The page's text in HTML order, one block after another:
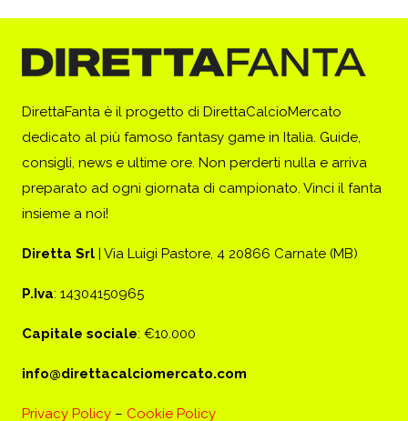
DirettaFanta è il progetto di DirettaCalcioMercato
dedicato al più famoso fantasy game in Italia. Guide,
consigli, news e ultime ore. Non perderti nulla e arriva
preparato ad ogni giornata di campionato. Vinci il fanta
insieme a noi!
Diretta Srl | Via Luigi Pastore, 4 20866 Carnate (MB)
P.Iva: 14304150965
Capitale sociale: €10.000
info@direttacalciomercato.com
Privacy Policy – Cookie Policy